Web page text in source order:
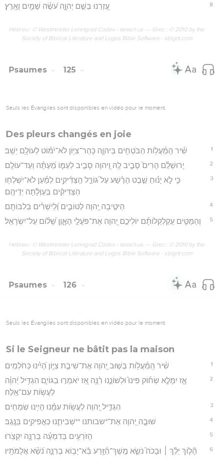
8 עֶ֭זְרֵנוּ בְּשֵׁ֣ם יְהוָ֑ה עֹ֝שֵׂ֗ה שָׁמַ֥יִם וָאָֽרֶץ׃
Hébreu : © Westminster Leningrad Codex - tanach.us --- Grec : © 2010 by the
Society of Biblical Literature and Logos Bible Software - sblgnt.com
Psaumes 125
Seuls les Évangiles sont disponibles en vidéo pour le moment.
Des pleurs changés en joie
1 שִׁ֗יר הַֽמַּ֫עֲל֥וֹת הַבֹּטְחִ֥ים בַּיהוָ֑ה כְּֽהַר־צִיּ֥וֹן לֹא־יִ֝מּ֗וֹט לְעוֹלָ֥ם יֵשֵֽׁב׃
2 יְֽרוּשָׁלִַ֗ם הָרִים֮ סָבִ֪יב לָ֥הּ וַ֭יהוָה סָבִ֣יב לְעַמּ֑וֹ מֵ֝עַתָּ֗ה וְעַד־עוֹלָֽם׃
3
כִּ֤י לֹ֪א יָנ֡וּחַ שֵׁ֤בֶט הָרֶ֗שַׁע עַל֮ גּוֹרַ֪ל הַֽצַּדִּ֫יקִ֥ים לְמַ֡עַן לֹא־יִשְׁלְח֖וּ
הַצַּדִּיקִ֨ים בְּעַוְלָ֬תָה יְדֵיהֶֽם׃
4 הֵיטִ֣יבָה יְ֭הוָה לַטּוֹבִ֑ים וְ֝לִֽישָׁרִ֗ים בְּלִבּוֹתָֽם׃
5 וְהַמַּטִּ֤ים עַֽקַלְקַלּוֹתָ֗ם יוֹלִיכֵ֣ם יְ֭הוָה אֶת־פֹּעֲלֵ֣י הָאָ֑וֶן שָׁ֝ל֗וֹם עַל־יִשְׂרָאֵֽל׃
Hébreu : © Westminster Leningrad Codex - tanach.us --- Grec : © 2010 by the
Society of Biblical Literature and Logos Bible Software - sblgnt.com
Psaumes 126
Seuls les Évangiles sont disponibles en vidéo pour le moment.
Si le Seigneur ne bâtit pas la maison
1 שִׁ֗יר הַֽמַּ֫עֲל֥וֹת בְּשׁ֣וּב יְ֭הוָה אֶת־שִׁיבַ֣ת צִיּ֑וֹן הָ֝יִ֗ינוּ כְּחֹלְמִֽים׃
2
אָ֤ז יִמָּלֵ֪א שְׂח֡וֹק פִּינוּ֮ וּלְשׁוֹנֵ֪נוּ רִ֫נָּ֥ה אָ֭ז יֹאמְר֣וּ בַגּוֹיִ֑ם הִגְדִּ֥יל יְ֝הוָ֗ה
לַעֲשׂ֥וֹת עִם־אֵֽלֶּה׃
3 הִגְדִּ֣יל יְ֭הוָה לַעֲשׂ֥וֹת עִמָּ֗נוּ הָיִ֥ינוּ שְׂמֵחִֽים׃
4 שׁוּבָ֣ה יְ֭הוָה אֶת־*שבותנו **שְׁבִיתֵ֑נוּ כַּאֲפִיקִ֥ים בַּנֶּֽגֶב׃
5 הַזֹּרְעִ֥ים בְּדִמְעָ֗ה בְּרִנָּ֥ה יִקְצֹֽרוּ׃
6 הָ֘ל֤וֹךְ יֵלֵ֨ךְ ׀ וּבָכֹה֮ נֹשֵׂ֪א מֶֽשֶׁךְ־הַ֫זָּ֥רַע בֹּֽ֬א־יָב֥וֹא בְרִנָּ֑ה נֹ֝שֵׂ֗א אֲלֻמֹּתָֽיו׃